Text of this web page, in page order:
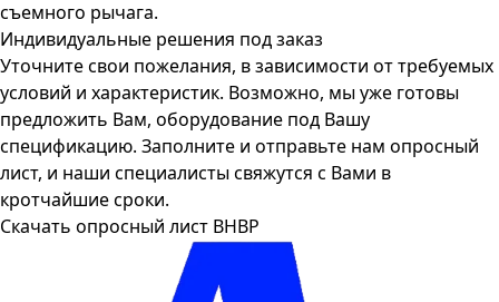
съемного рычага.
Индивидуальные решения под заказ
Уточните свои пожелания, в зависимости от требуемых
условий и характеристик. Возможно, мы уже готовы
предложить Вам, оборудование под Вашу
спецификацию. Заполните и отправьте нам опросный
лист, и наши специалисты свяжутся с Вами в
кротчайшие сроки.
Скачать опросный лист ВНВР